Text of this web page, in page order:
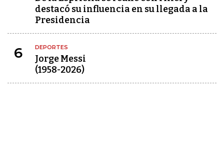
destacó su influencia en su llegada a la
Presidencia
6 DEPORTES
Jorge Messi
(1958-2026)